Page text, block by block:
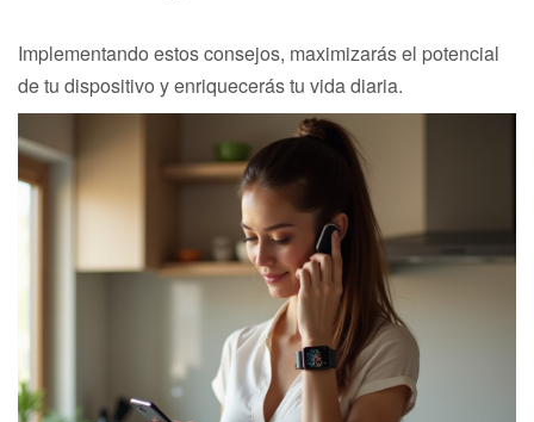
Implementando estos consejos, maximizarás el potencial
de tu dispositivo y enriquecerás tu vida diaria.